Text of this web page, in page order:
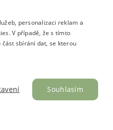
personalizaci reklam a
V případě, že s tímto
sbírání dat, se kterou
Souhlasím